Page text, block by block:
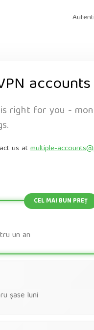
accounts
right for you -
us atmultiple-
un an
șase luni